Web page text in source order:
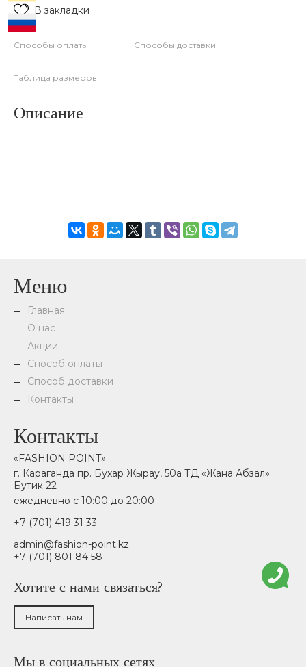
В закладки
Способы оплаты Способы доставки
Таблица размеров
Описание
Меню
Главная
О нас
Акции
Способ оплаты
Способ доставки
Контакты
Контакты
«FASHION POINT»
г. Караганда пр. Бухар Жырау, 50а ТД «Жана Абзал»
Бутик 22
ежедневно с 10:00 до 20:00
+7 (701) 419 31 33
admin@fashion-point.kz
+7 (701) 801 84 58
Хотите с нами связаться?
Написать нам